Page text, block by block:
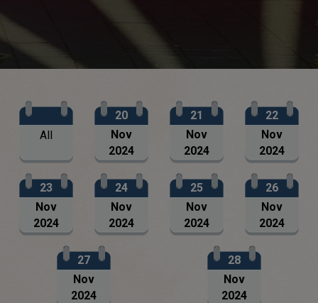
All
20
Nov
2024
21
Nov
2024
22
Nov
2024
23
Nov
2024
24
Nov
2024
25
Nov
2024
26
Nov
2024
27
Nov
2024
28
Nov
2024